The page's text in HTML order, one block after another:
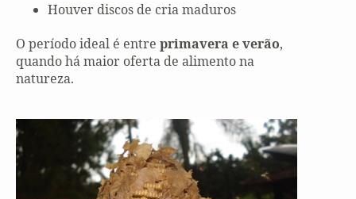
Houver discos de cria maduros
O período ideal é entre primavera e verão,
quando há maior oferta de alimento na
natureza.